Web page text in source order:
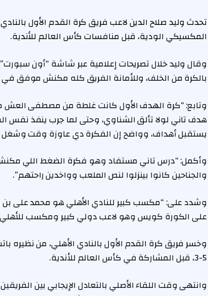
تحدث وليد صلاح الدين لاعب فريق كرة القدم الأول بالنادي
المكسيكي الودية، قبل منافسات كأس العالم للأندية.
وقال وليد خلال تصريحات إعلامية عبر شاشة “أون
بالكرة من الخلف، وللأمانة الفريق كله مكنش موفق في
وتابع: “كرة الهدف الأول كانت غلطة من مصطفى
هدف تاني لولا تألق الشناوي، وحتى لما جرب ينفذ
يستقبل أهداف، وواضح إن الفكرة دي عاوزة وقت وشغل
وأكمل: “درس تاني مستفاد وهو فكرة الضغط اللي مكنش
والجناحين كانوا بينزلوا لنص الملعب وواخدين راحتهم”.
وشدد على: “مكسب كبير للنادي الأهلي هو محمد على بن
على الكورة كويس وهو لاعب دولي كبير ومكسب
وخسر فريق كرة القدم الأول بالنادي الأهلي، من نظيره
5-3، قبل المشاركة في كأس العالم للأندية.
وانتهى وقت اللقاء الأصلي بالتعادل الإيجابي بين